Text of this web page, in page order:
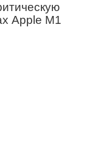
Apple M1